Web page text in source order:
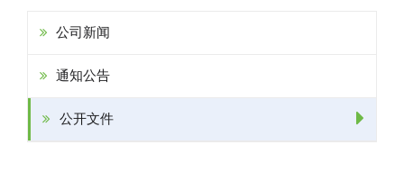
公司新闻
通知公告
公开文件